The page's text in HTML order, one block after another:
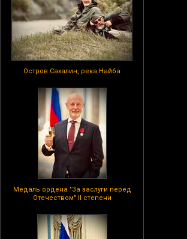
Остров Сахалин, река Найба
Медаль ордена "За заслуги перед
Отечеством" II степени